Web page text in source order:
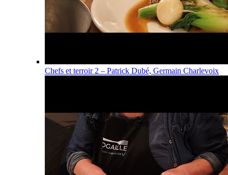
Chefs et terroir 2 – Patrick Dubé, Germain Charlevoix